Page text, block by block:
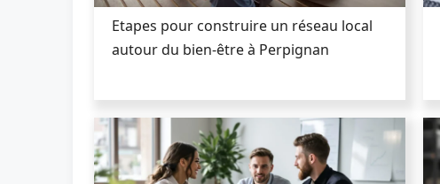
Etapes pour construire un réseau local
autour du bien-être à Perpignan